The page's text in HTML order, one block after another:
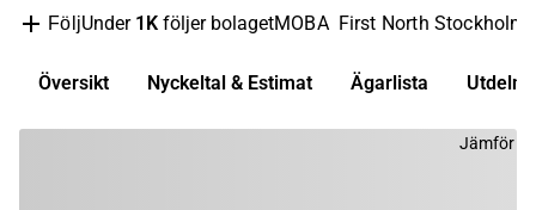
FöljUnder 1K följer bolagetMOBA First North Stockholm
Översikt Nyckeltal & Estimat Ägarlista
Jämför